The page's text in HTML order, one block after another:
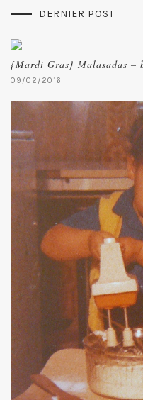
DERNIER POST
{Mardi Gras} Malasadas –
09/02/2016